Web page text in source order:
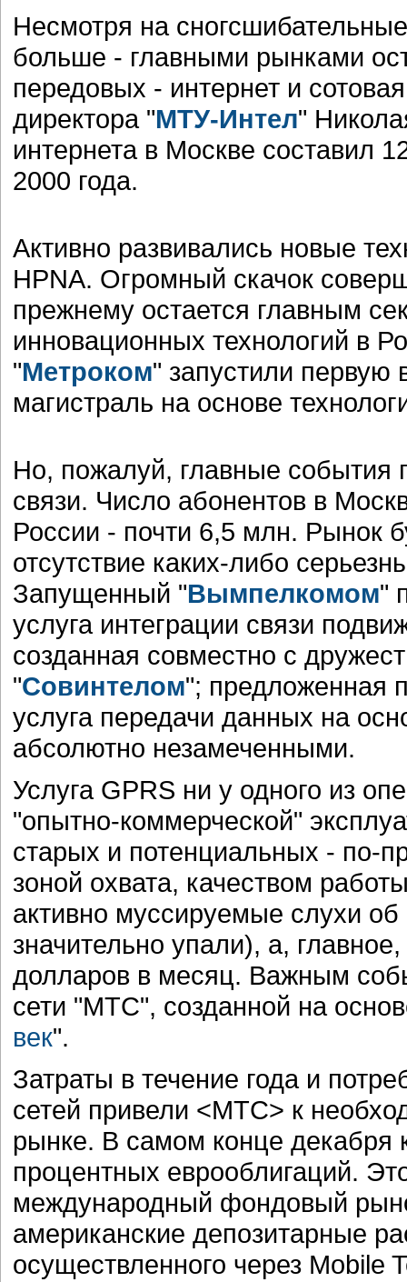
Несмотря на
больше - главными рынками
передовых - интернет и
директора "МТУ-Интел"
интернета в Москве составил
2000 года.
Активно развивались новые
HPNA. Огромный скачок
прежнему остается главным
инновационных технологий в
"Метроком" запустили первую
магистраль на основе
Но, пожалуй, главные события
связи. Число абонентов в
России - почти 6,5 млн. Рынок
отсутствие каких-либо
Запущенный "Вымпелкомом"
услуга интеграции связи
созданная совместно с
"Совинтелом"; предложенная
услуга передачи данных на
абсолютно незамеченными.
Услуга GPRS ни у одного из
"опытно-коммерческой"
старых и потенциальных - по-
зоной охвата, качеством
активно муссируемые слухи
значительно упали), а,
долларов в месяц. Важным
сети "МТС", созданной на
век".
Затраты в течение года и
сетей привели <МТС> к
рынке. В самом конце декабря
процентных еврооблигаций.
международный фондовый
американские депозитарные
осуществленного через